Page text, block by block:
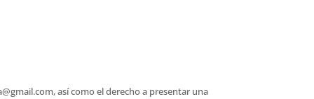
así como el derecho a presentar una